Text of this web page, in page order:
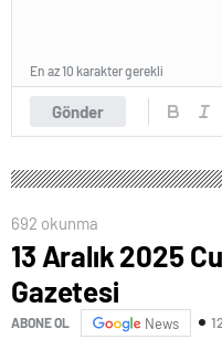
Gönder
En az 10 karakter gerekli
692 okunma
13 Aralık 2025
Gazetesi
ABONE OL News